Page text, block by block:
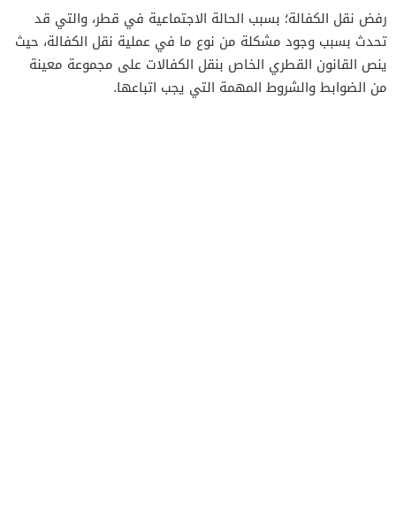
2
رفض نقل الكفالة؛ بسبب الحالة الاجتماعية في قطر، والتي قد
تحدث بسبب وجود مشكلة من نوع ما في عملية نقل الكفالة، حيث
ينص القانون القطري الخاص بنقل الكفالات على مجموعة معينة
من الضوابط والشروط المهمة التي يجب اتباعها.